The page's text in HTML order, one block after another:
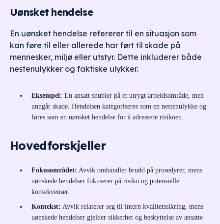
Uønsket hendelse
En uønsket hendelse refererer til en situasjon som
kan føre til eller allerede har ført til skade på
mennesker, miljø eller utstyr. Dette inkluderer både
nestenulykker og faktiske ulykker.
Eksempel: En ansatt snubler på et utrygt arbeidsområde, men
unngår skade. Hendelsen kategoriseres som en nestenulykke og
føres som en uønsket hendelse for å adressere risikoen.
Hovedforskjeller
Fokusområdet: Avvik omhandler brudd på prosedyrer, mens
uønskede hendelser fokuserer på risiko og potensielle
konsekvenser.
Kontekst: Avvik relaterer seg til intern kvalitetssikring, mens
uønskede hendelser gjelder sikkerhet og beskyttelse av ansatte